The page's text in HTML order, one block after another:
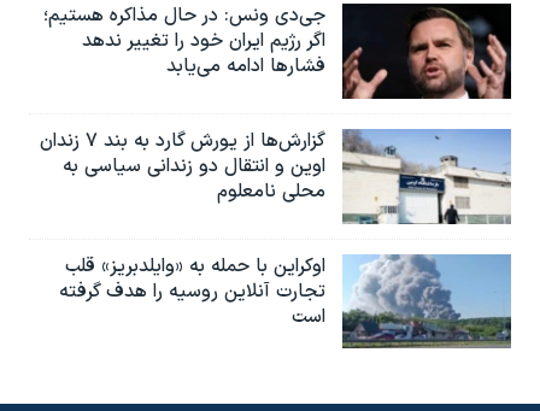
جی‌دی ونس: در حال مذاکره هستیم؛
اگر رژیم ایران خود را تغییر ندهد
فشارها ادامه می‌یابد
گزارش‌ها از یورش گارد به بند ۷ زندان
اوین و انتقال دو زندانی سیاسی به
محلی نامعلوم
اوکراین با حمله به «وایلدبریز» قلب
تجارت آنلاین روسیه را هدف گرفته
است